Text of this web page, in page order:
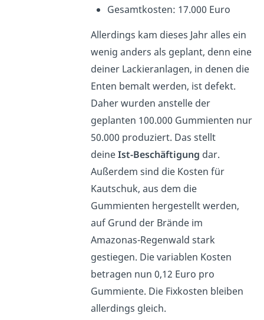
Gesamtkosten: 17.000 Euro
Allerdings kam dieses Jahr alles ein
wenig anders als geplant, denn eine
deiner Lackieranlagen, in denen die
Enten bemalt werden, ist defekt.
Daher wurden anstelle der
geplanten 100.000 Gummienten nur
50.000 produziert. Das stellt
deineIst-Beschäftigung dar.
Außerdem sind die Kosten für
Kautschuk, aus dem die
Gummienten hergestellt werden,
auf Grund der Brände im
Amazonas-Regenwald stark
gestiegen. Die variablen Kosten
betragen nun 0,12 Euro pro
Gummiente. Die Fixkosten bleiben
allerdings gleich.